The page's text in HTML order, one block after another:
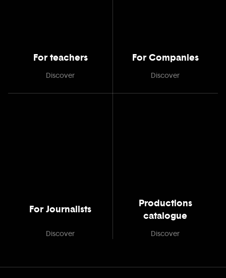
For teachers
Discover
For Companies
Discover
For Journalists
Discover
Productions
catalogue
Discover